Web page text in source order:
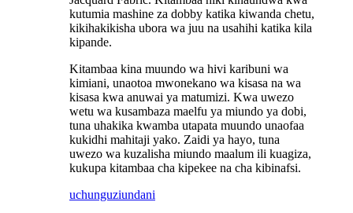
kutumia mashine za dobby katika kiwanda chetu,
kikihakikisha ubora wa juu na usahihi katika kila
kipande.
Kitambaa kina muundo wa hivi karibuni wa
kimiani, unaotoa mwonekano wa kisasa na wa
kisasa kwa anuwai ya matumizi. Kwa uwezo
wetu wa kusambaza maelfu ya miundo ya dobi,
tuna uhakika kwamba utapata muundo unaofaa
kukidhi mahitaji yako. Zaidi ya hayo, tuna
uwezo wa kuzalisha miundo maalum ili kuagiza,
kukupa kitambaa cha kipekee na cha kibinafsi.
uchunguziundani